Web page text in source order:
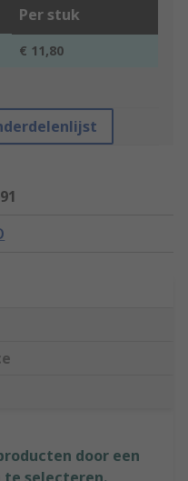
Per stuk
€ 11,80
door een